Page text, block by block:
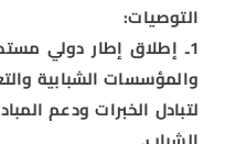
التوصيات:
1ـ إطلاق إطار دولي
والمؤسسات الشبابية
لتبادل الخبرات ودعم